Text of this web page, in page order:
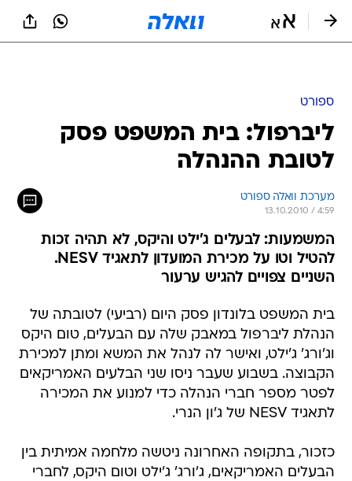
ספורט
ליברפול: בית המשפט פסק
לטובת ההנהלה
מערכת וואלה ספורט
13.10.2010 / 4:59
המשמעות: לבעלים ג'ילט והיקס, לא תהיה זכות
להטיל וטו על מכירת המועדון לתאגיד NESV.
השניים צפויים להגיש ערעור
בית המשפט בלונדון פסק היום (רביעי) לטובתה של
הנהלת ליברפול במאבק שלה עם הבעלים, טום היקס
וג'ורג' ג'ילט, ואישר לה לנהל את המשא ומתן למכירת
הקבוצה. בשבוע שעבר ניסו שני הבלעים האמריקאים
לפטר מספר חברי הנהלה כדי למנוע את המכירה
לתאגיד NESV של ג'ון הנרי.
כזכור, בתקופה האחרונה ניטשה מלחמה אמיתית בין
הבעלים האמריקאים, ג'ורג' ג'ילט וטום היקס, לחברי